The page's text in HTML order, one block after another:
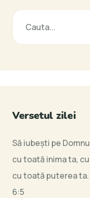
Versetul zilei
Să iubeşti pe
cu toată inima ta,
cu toată puterea ta.
6:5